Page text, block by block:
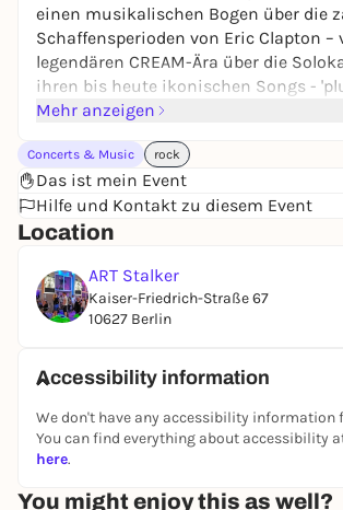
einen musikalischen Bogen über die
Schaffensperioden von Eric Clapton –
legendären CREAM-Ära über die
ihren bis heute ikonischen Songs -
'unplugged'
https://clapton-forever.jimdosite.com/
https://facebook.com/profile.php?
id=61575025207570
https://youtu.be/34xsLCFitY
igsh=eWE3bnR3NTRxZTRs
Donnerstag 21. Mai 2026
Einlass 19 Uhr
Tickets gibt es auch zu den
Bar im ART Stalker, hier fallen bei
zusätzlichen online Gebühren an.
Mehr anzeigen
Concerts & Music rock
Das ist mein Event
Hilfe und Kontakt zu diesem Event
Location
ART Stalker
Kaiser-Friedrich-Straße 67
10627 Berlin
Accessibility information
We don't have any accessibility information
You can find everything about accessibility
here.
You might enjoy this as well?